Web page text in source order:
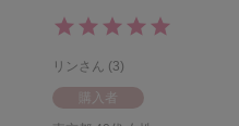
リン 3
購入者